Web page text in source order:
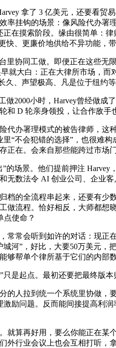
拿了 3 亿美元，还要看贸易
率挂钩的场景：像风险代办
在摸索阶段。缘由很简单：
快、更廉价地供给不异功能，
协同工做。即便正在这些无
就大白：正在大律所市场，
久、声望极高、凡是位于纽约
2000小时，Harvey曾经做成
和 D 轮亲身领投，让合作敌手
办署理模式的被告律师，这
“不会犯错的选择”，也很难
正在。会来自那些能跨过市场
场景。他们提前押注 Harvey
无数法令 AI 创业公司、企业
的全流程串起来，还要有少
做流程。恰好相反，大师都
点使命？
常会听到如许的对话：现正
河”，好比，大要50万美元
够帮单个律所基于它们的内部
起点。最初还要把最终版本
人拉到统一个系统里协做，
励问题。反而能间接提高利
算再好用，要么你能正在某
外行业会议上也会互相打听，